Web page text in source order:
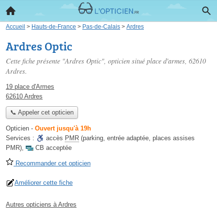
Accueil > Hauts-de-France > Pas-de-Calais > Ardres
Ardres Optic
Cette fiche présente "Ardres Optic", opticien situé place d'armes, 62610
Ardres.
19 place d'Armes
62610 Ardres
📞 Appeler cet opticien
Opticien - Ouvert jusqu'à 19h
Services :
accès PMR (parking, entrée adaptée, places assises
PMR), CB acceptée
Recommander cet opticien
Améliorer cette fiche
Autres opticiens à Ardres